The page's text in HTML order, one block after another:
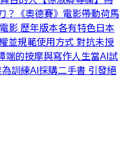
？
《奧德賽》電影帶動荷馬
影 歷年版本各有特色 日本
並規範使用方式 對抗未授
的按摩與寫作人生當AI試
訓練AI採購二手書 引發絕